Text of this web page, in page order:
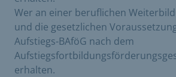
Wer an einer beruflichen
und die gesetzlichen
Aufstiegs-BAföG nach dem
erhalten.